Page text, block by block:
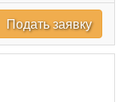
Подать заявку